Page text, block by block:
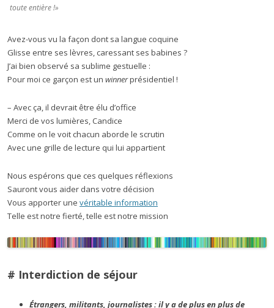
toute entière !»
Avez-vous vu la façon dont sa langue coquine
Glisse entre ses lèvres, caressant ses babines ?
J’ai bien observé sa sublime gestuelle :
Pour moi ce garçon est un winnerprésidentiel !
– Avec ça, il devrait être élu d’office
Merci de vos lumières, Candice
Comme on le voit chacun aborde le scrutin
Avec une grille de lecture qui lui appartient
Nous espérons que ces quelques réflexions
Sauront vous aider dans votre décision
Vous apporter une véritable information
Telle est notre fierté, telle est notre mission
# Interdiction de séjour
Étrangers, militants, journalistes : il y a de plus en plus de